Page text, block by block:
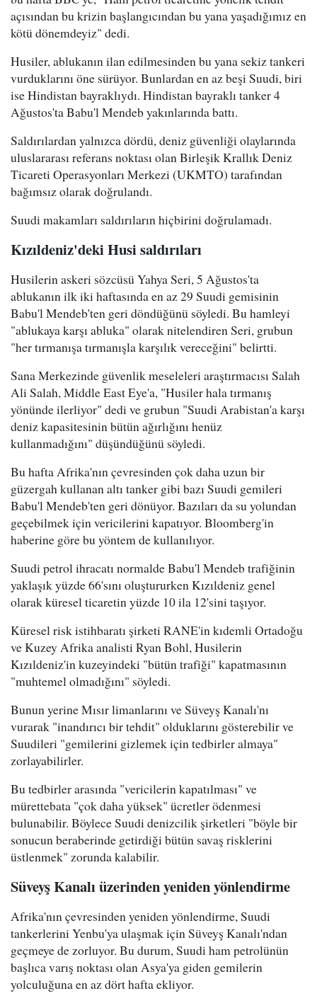
açısından bu krizin başlangıcından bu yana yaşadığımız en
kötü dönemdeyiz" dedi.
Husiler, ablukanın ilan edilmesinden bu yana sekiz tankeri
vurduklarını öne sürüyor. Bunlardan en az beşi Suudi, biri
ise Hindistan bayraklıydı. Hindistan bayraklı tanker 4
Ağustos'ta Babu'l Mendeb yakınlarında battı.
Saldırılardan yalnızca dördü, deniz güvenliği olaylarında
uluslararası referans noktası olan Birleşik Krallık Deniz
Ticareti Operasyonları Merkezi (UKMTO) tarafından
bağımsız olarak doğrulandı.
Suudi makamları saldırıların hiçbirini doğrulamadı.
Kızıldeniz'deki Husi saldırıları
Husilerin askeri sözcüsü Yahya Seri, 5 Ağustos'ta
ablukanın ilk iki haftasında en az 29 Suudi gemisinin
Babu'l Mendeb'ten geri döndüğünü söyledi. Bu hamleyi
"ablukaya karşı abluka" olarak nitelendiren Seri, grubun
"her tırmanışa tırmanışla karşılık vereceğini" belirtti.
Sana Merkezinde güvenlik meseleleri araştırmacısı Salah
Ali Salah, Middle East Eye'a, "Husiler hala tırmanış
yönünde ilerliyor" dedi ve grubun "Suudi Arabistan'a karşı
deniz kapasitesinin bütün ağırlığını henüz
kullanmadığını" düşündüğünü söyledi.
Bu hafta Afrika'nın çevresinden çok daha uzun bir
güzergah kullanan altı tanker gibi bazı Suudi gemileri
Babu'l Mendeb'ten geri dönüyor. Bazıları da su yolundan
geçebilmek için vericilerini kapatıyor. Bloomberg'in
haberine göre bu yöntem de kullanılıyor.
Suudi petrol ihracatı normalde Babu'l Mendeb trafiğinin
yaklaşık yüzde 66'sını oluştururken Kızıldeniz genel
olarak küresel ticaretin yüzde 10 ila 12'sini taşıyor.
Küresel risk istihbaratı şirketi RANE'in kıdemli Ortadoğu
ve Kuzey Afrika analisti Ryan Bohl, Husilerin
Kızıldeniz'in kuzeyindeki "bütün trafiği" kapatmasının
"muhtemel olmadığını" söyledi.
Bunun yerine Mısır limanlarını ve Süveyş Kanalı'nı
vurarak "inandırıcı bir tehdit" olduklarını gösterebilir ve
Suudileri "gemilerini gizlemek için tedbirler almaya"
zorlayabilirler.
Bu tedbirler arasında "vericilerin kapatılması" ve
mürettebata "çok daha yüksek" ücretler ödenmesi
bulunabilir. Böylece Suudi denizcilik şirketleri "böyle bir
sonucun beraberinde getirdiği bütün savaş risklerini
üstlenmek" zorunda kalabilir.
Süveyş Kanalı üzerinden yeniden yönlendirme
Afrika'nın çevresinden yeniden yönlendirme, Suudi
tankerlerini Yenbu'ya ulaşmak için Süveyş Kanalı'ndan
geçmeye de zorluyor. Bu durum, Suudi ham petrolünün
başlıca varış noktası olan Asya'ya giden gemilerin
yolculuğuna en az dört hafta ekliyor.